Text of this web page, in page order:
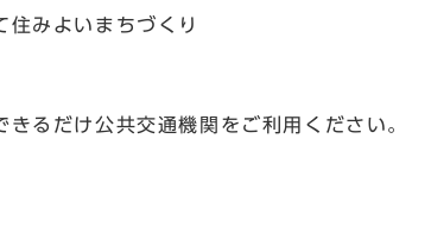
住みよいまちづくり
きるだけ公共交通機関をご利用ください。